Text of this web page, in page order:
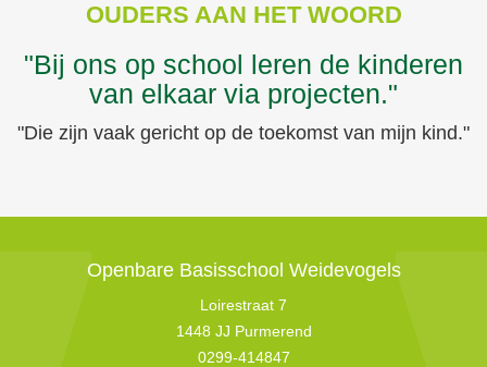
OUDERS AAN HET WOORD
"Bij ons op school leren de kinderen
van elkaar via projecten."
"Die zijn vaak gericht op de toekomst van mijn kind."
Openbare Basisschool Weidevogels
Loirestraat 7
1448 JJ Purmerend
0299-414847